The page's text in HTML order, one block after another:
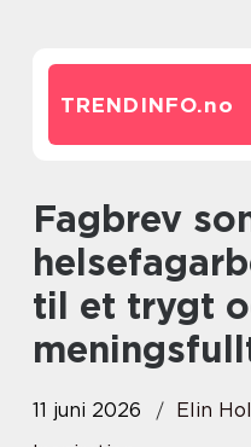
TRENDINFO.no
Fagbrev som
til et trygt
11 juni 2026
Elin